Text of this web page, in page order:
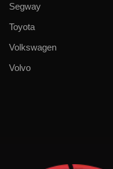
Segway
Toyota
Volkswagen
Volvo